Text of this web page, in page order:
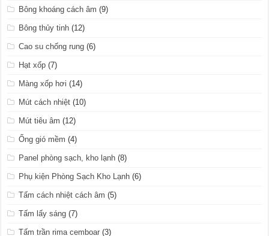
Bông khoáng cách âm (9)
Bông thủy tinh (12)
Cao su chống rung (6)
Hạt xốp (7)
Màng xốp hơi (14)
Mút cách nhiệt (10)
Mút tiêu âm (12)
Ống gió mềm (4)
Panel phòng sạch, kho lạnh (8)
Phụ kiện Phòng Sạch Kho Lạnh (6)
Tấm cách nhiệt cách âm (5)
Tấm lấy sáng (7)
Tấm trần rima cemboar (3)